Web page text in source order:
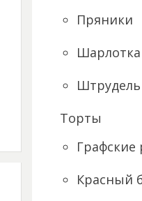
Пряники
Шарлотка
Штрудель
Торты
Графские
Красный